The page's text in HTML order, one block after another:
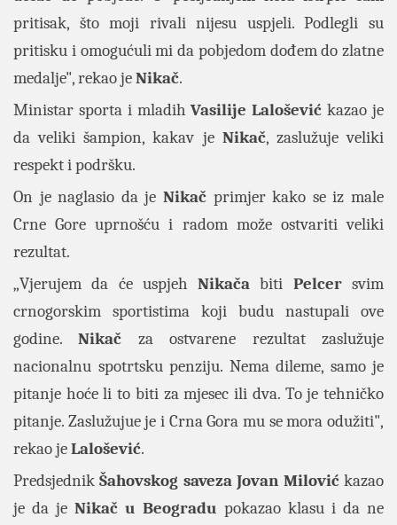
pritisak, što moji rivali nijesu uspjeli. Podlegli su
pritisku i omogućuli mi da pobjedom dođem do zlatne
medalje", rekao jeNikač.
Ministar sporta i mladih Vasilije Lalošević kazao je
da veliki šampion, kakav je Nikač, zaslužuje veliki
respekt i podršku.
On je naglasio da je Nikač primjer kako se iz male
Crne Gore uprnošću i radom može ostvariti veliki
rezultat.
„Vjerujem da će uspjehNikača biti Pelcersvim
crnogorskim sportistima koji budu nastupali ove
godine.Nikač za ostvarene rezultat zaslužuje
nacionalnu spotrtsku penziju. Nema dileme, samo je
pitanje hoće li to biti za mjesec ili dva. To je tehničko
pitanje. Zaslužujue je i Crna Gora mu se mora odužiti",
rekao jeLalošević.
PredsjednikŠahovskog saveza Jovan Milovićkazao
je da je Nikač u Beogradu pokazao klasu i da ne